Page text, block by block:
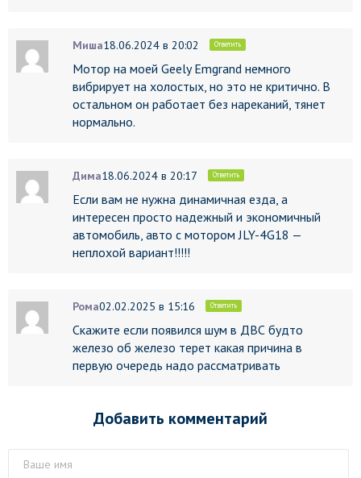
Миша18.06.2024 в 20:02 Ответить
Мотор на моей Geely Emgrand немного
вибрирует на холостых, но это не критично. В
остальном он работает без нареканий, тянет
нормально.
Дима18.06.2024 в 20:17 Ответить
Если вам не нужна динамичная езда, а
интересен просто надежный и экономичный
автомобиль, авто с мотором JLY-4G18 —
неплохой вариант!!!!!
Рома02.02.2025 в 15:16 Ответить
Скажите если появился шум в ДВС будто
железо об железо терет какая причина в
первую очередь надо рассматривать
Добавить комментарий